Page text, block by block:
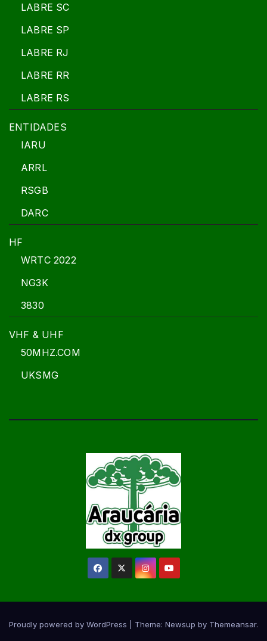
LABRE SC
LABRE SP
LABRE RJ
LABRE RR
LABRE RS
ENTIDADES
IARU
ARRL
RSGB
DARC
HF
WRTC 2022
NG3K
3830
VHF & UHF
50MHZ.COM
UKSMG
Proudly powered by WordPress Theme: Newsup by Themeansar.